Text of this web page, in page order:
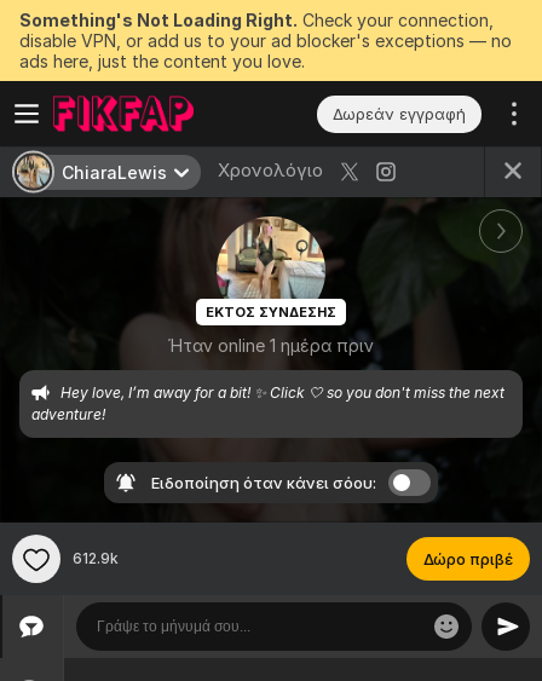
Something's Not Loading Right. Check your connection,
disable VPN, or add us to your ad blocker's exceptions — no
ads here, just the content you love.
Δωρεάν εγγραφή
ChiaraLewis Χρονολόγιο
ΕΚΤΟΣ ΣΥΝΔΕΣΗΣ
Ήταν online 1 ημέρα πριν
Hey love, I’m away for a bit! ✨ Click 🤍 so you don't miss the next
adventure!
Ειδοποίηση όταν κάνει σόου:
612.9k Δώρο πριβέ